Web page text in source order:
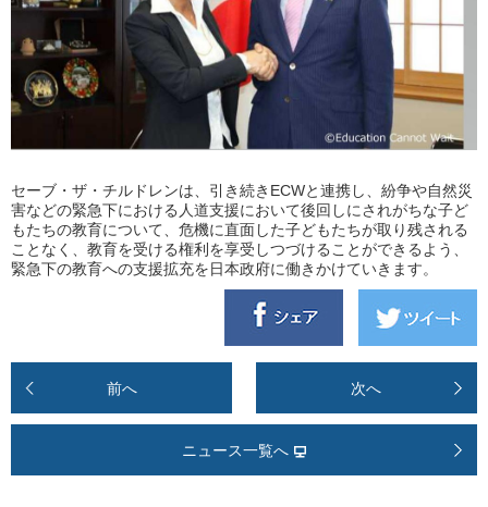
セーブ・ザ・チルドレンは、引き続きECWと連携し、紛争や自然災
害などの緊急下における人道支援において後回しにされがちな子ど
もたちの教育について、危機に直面した子どもたちが取り残される
ことなく、教育を受ける権利を享受しつづけることができるよう、
緊急下の教育への支援拡充を日本政府に働きかけていきます。
前へ 次へ
ニュース一覧へ